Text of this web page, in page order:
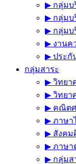
▶︎ กลุ่มบ
▶︎ กลุ่มบ
▶︎ กลุ่มบ
▶︎ งานค
▶︎ ประกั
กลุ่มสาระ
▶︎ วิทยา
▶︎ วิทยา
▶︎ คณิตศ
▶︎ ภาษา
▶︎ สังคม
▶︎ ภาษา
▶︎ กลุ่มส